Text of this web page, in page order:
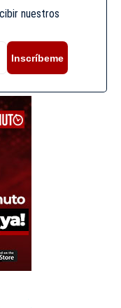
nuestros
Inscríbeme